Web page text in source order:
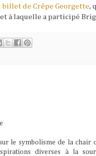
billet de Crêpe Georgette,
à laquelle a participé
le symbolisme de la chair
diverses à la